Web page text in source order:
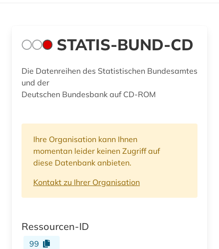
STATIS-BUND-CD
Die Datenreihen des Statistischen Bundesamtes
und der
Deutschen Bundesbank auf CD-ROM
Ihre Organisation kann Ihnen
momentan leider keinen Zugriff auf
diese Datenbank anbieten.
Kontakt zu Ihrer Organisation
Ressourcen-ID
99